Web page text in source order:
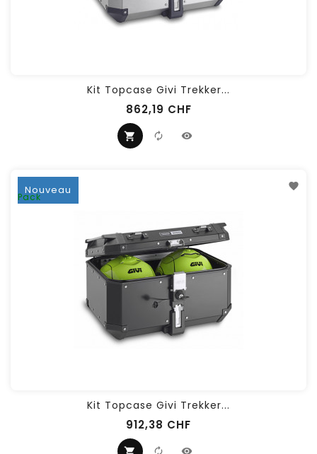
Kit Topcase Givi Trekker...
862,19 CHF
Nouveau
Pack
Kit Topcase Givi Trekker...
912,38 CHF